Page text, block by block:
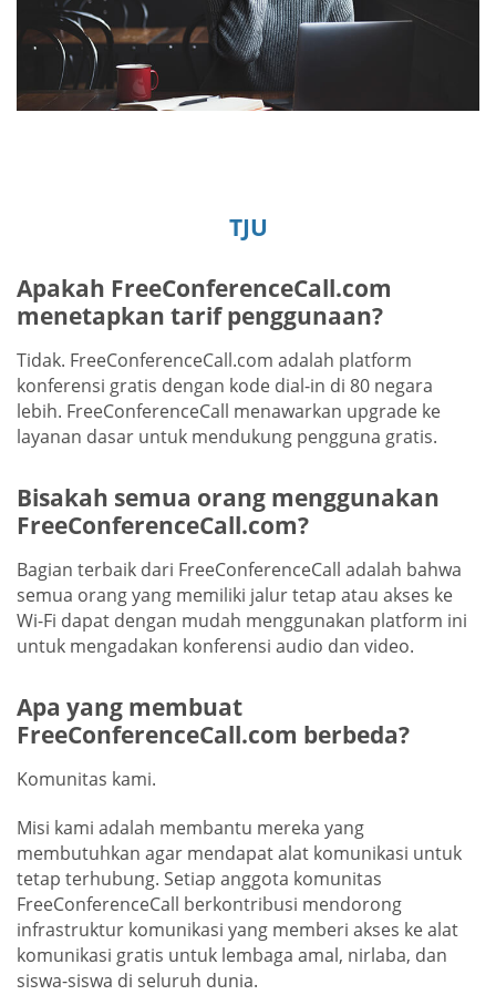
TJU
Apakah FreeConferenceCall.com
menetapkan tarif penggunaan?
Tidak. FreeConferenceCall.com adalah platform
konferensi gratis dengan kode dial-in di 80 negara
lebih. FreeConferenceCall menawarkan upgrade ke
layanan dasar untuk mendukung pengguna gratis.
Bisakah semua orang menggunakan
FreeConferenceCall.com?
Bagian terbaik dari FreeConferenceCall adalah bahwa
semua orang yang memiliki jalur tetap atau akses ke
Wi-Fi dapat dengan mudah menggunakan platform ini
untuk mengadakan konferensi audio dan video.
Apa yang membuat
FreeConferenceCall.com berbeda?
Komunitas kami.
Misi kami adalah membantu mereka yang
membutuhkan agar mendapat alat komunikasi untuk
tetap terhubung. Setiap anggota komunitas
FreeConferenceCall berkontribusi mendorong
infrastruktur komunikasi yang memberi akses ke alat
komunikasi gratis untuk lembaga amal, nirlaba, dan
siswa-siswa di seluruh dunia.